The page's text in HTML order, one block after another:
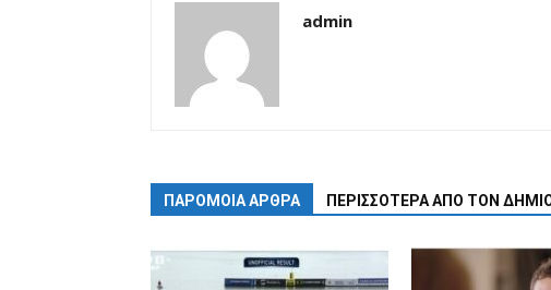
admin
ΠΑΡΟΜΟΙΑ ΑΡΘΡΑ ΠΕΡΙΣΣΟΤΕΡΑ ΑΠΟ ΤΟΝ